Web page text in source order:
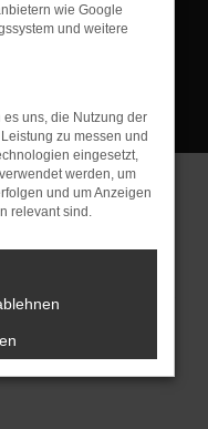
90 20
90 21
Straße 1 | DE-08223
| Webdesign by audaris.de
wie Google
und weitere
uns, die Nutzung der
zu messen und
eingesetzt,
werden, um
und um Anzeigen
relevant sind.